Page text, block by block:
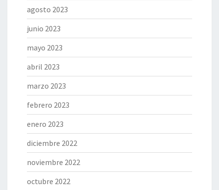
agosto 2023
junio 2023
mayo 2023
abril 2023
marzo 2023
febrero 2023
enero 2023
diciembre 2022
noviembre 2022
octubre 2022